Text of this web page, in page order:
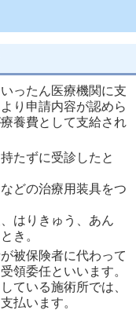
ったん医療機関に支
り申請内容が認めら
養費として支給され
たずに受診したと
どの治療用装具をつ
はりきゅう、あん
き。
被保険者に代わって
領委任といいます。
ている施術所では、
払います。